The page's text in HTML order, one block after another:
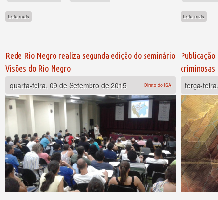
Leia mais sobre Rede Terra do Meio (PA) discute ações para territórios tradicionaisLeia mais
Rede Rio Negro realiza segunda edição do seminário
Visões do Rio Negro
quarta-feira, 09 de Setembro de 2015
Direto do ISA
criminosas
terça-